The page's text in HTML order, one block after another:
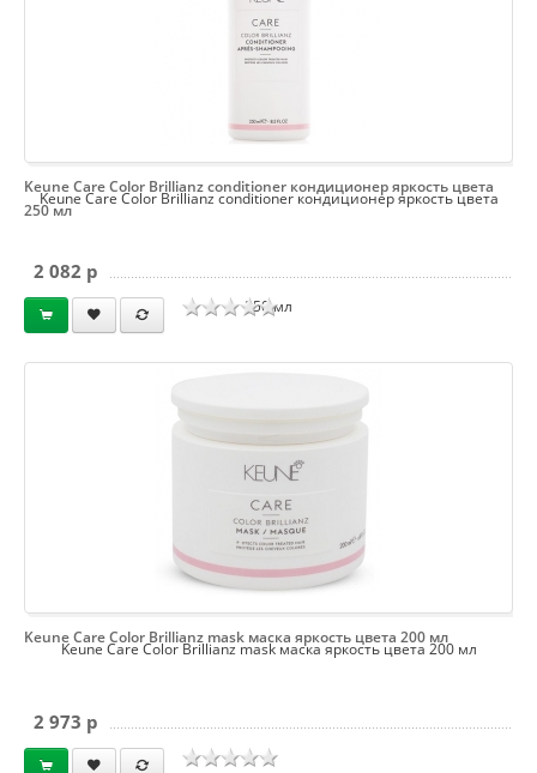
Keune Care Color Brillianz conditioner кондиционер яркость цвета
250 мл
Keune Care Color Brillianz conditioner кондиционер яркость цвета
250 мл
2 082 p
Keune Care Color Brillianz mask маска яркость цвета 200 мл
Keune Care Color Brillianz mask маска яркость цвета 200 мл
2 973 p